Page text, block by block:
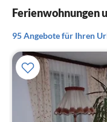
Ferienwohnungen
95 Angebote für Ihren